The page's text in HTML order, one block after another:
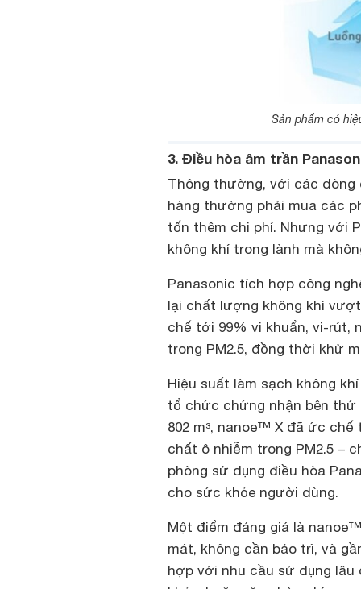
Sản phẩm có
3. Điều hòa âm trần
Thông thường, với các dòng
hàng thường phải mua các
tốn thêm chi phí. Nhưng với
không khí trong lành mà
Panasonic tích hợp công
lại chất lượng không khí
chế tới 99% vi khuẩn, vi-rút,
trong PM2.5, đồng thời khử
Hiệu suất làm sạch không
tổ chức chứng nhận bên
802 m³, nanoe™ X đã ức
chất ô nhiễm trong PM2.5 –
phòng sử dụng điều hòa
cho sức khỏe người dùng.
Một điểm đáng giá là
mát, không cần bảo trì, và
hợp với nhu cầu sử dụng